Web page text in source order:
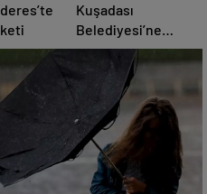
Kuşadası
Belediyesi’ne
operasyon; 15
şüpheli gözaltına